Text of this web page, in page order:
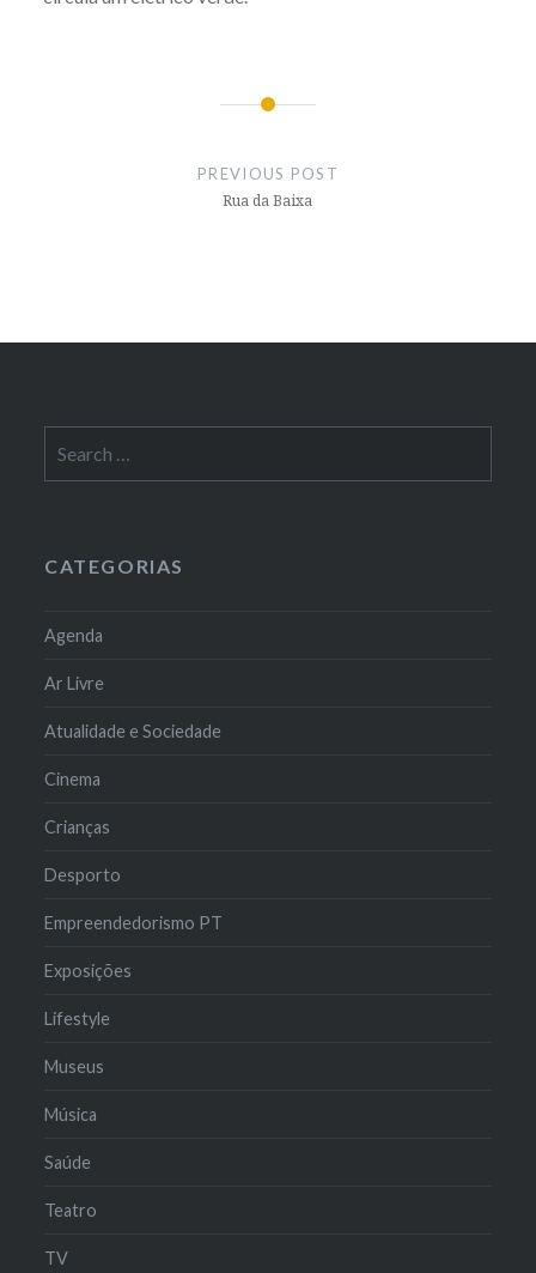
PREVIOUS POST
Rua da Baixa
for:
CATEGORIAS
Agenda
Ar Livre
Atualidade e Sociedade
Cinema
Crianças
Desporto
Empreendedorismo PT
Exposições
Lifestyle
Museus
Música
Saúde
Teatro
TV